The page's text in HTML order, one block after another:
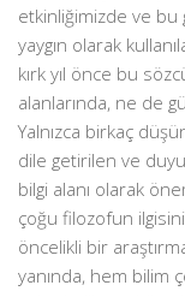
etkinliğimizde ve bu
yaygın olarak
kırk yıl önce bu
alanlarında, ne de
Yalnızca birkaç
dile getirilen ve
bilgi alanı olarak
çoğu filozofun
öncelikli bir
yanında, hem bilim